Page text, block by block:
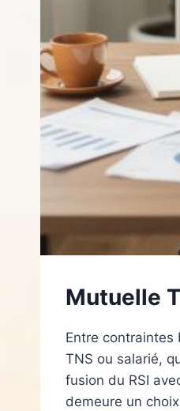
Mutuelle
Entre contraintes
TNS ou salarié,
fusion du RSI
demeure un